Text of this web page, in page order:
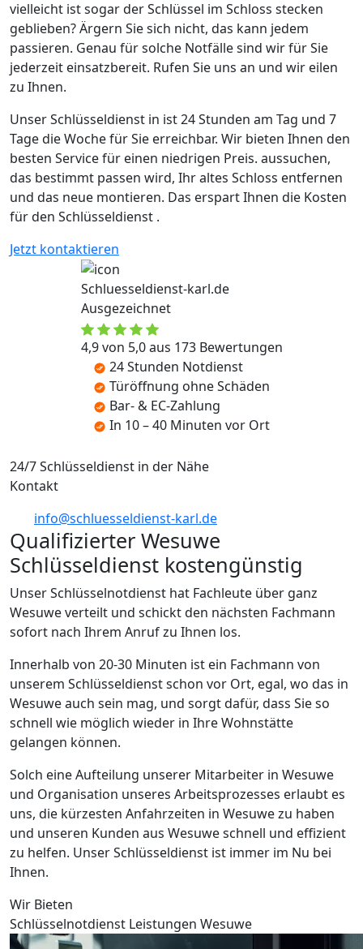
vielleicht ist sogar der Schlüssel im Schloss stecken
geblieben? Ärgern Sie sich nicht, das kann jedem
passieren. Genau für solche Notfälle sind wir für Sie
jederzeit einsatzbereit. Rufen Sie uns an und wir eilen
zu Ihnen.
Unser Schlüsseldienst in ist 24 Stunden am Tag und 7
Tage die Woche für Sie erreichbar. Wir bieten Ihnen den
besten Service für einen niedrigen Preis. aussuchen,
das bestimmt passen wird, Ihr altes Schloss entfernen
und das neue montieren. Das erspart Ihnen die Kosten
für den Schlüsseldienst .
Jetzt kontaktieren
Schluesseldienst-karl.de
Ausgezeichnet
4,9 von 5,0 aus 173 Bewertungen
24 Stunden Notdienst
Türöffnung ohne Schäden
Bar- & EC-Zahlung
In 10 – 40 Minuten vor Ort
24/7 Schlüsseldienst in der Nähe
Kontakt
info@schluesseldienst-karl.de
Qualifizierter Wesuwe
Schlüsseldienst kostengünstig
Unser Schlüsselnotdienst hat Fachleute über ganz
Wesuwe verteilt und schickt den nächsten Fachmann
sofort nach Ihrem Anruf zu Ihnen los.
Innerhalb von 20-30 Minuten ist ein Fachmann von
unserem Schlüsseldienst schon vor Ort, egal, wo das in
Wesuwe auch sein mag, und sorgt dafür, dass Sie so
schnell wie möglich wieder in Ihre Wohnstätte
gelangen können.
Solch eine Aufteilung unserer Mitarbeiter in Wesuwe
und Organisation unseres Arbeitsprozesses erlaubt es
uns, die kürzesten Anfahrzeiten in Wesuwe zu haben
und unseren Kunden aus Wesuwe schnell und effizient
zu helfen. Unser Schlüsseldienst ist immer im Nu bei
Ihnen.
Wir Bieten
Schlüsselnotdienst Leistungen Wesuwe